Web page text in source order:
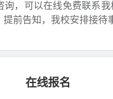
询，可以在线免费联系我
前告知，我校安排接待
在线报名